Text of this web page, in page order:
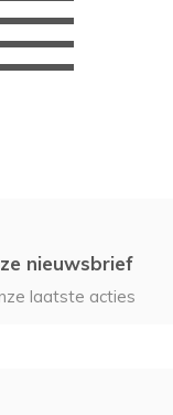
nieuwsbrief
laatste acties